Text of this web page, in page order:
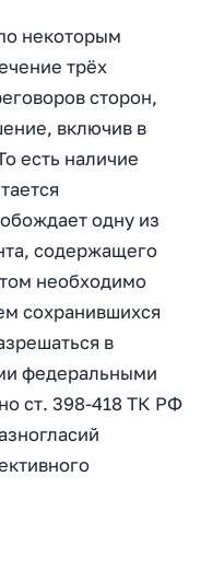
некоторым
трёх
сторон,
включив в
есть наличие
одну из
содержащего
необходимо
сохранившихся
в
федеральными
ст. 398-418 ТК РФ